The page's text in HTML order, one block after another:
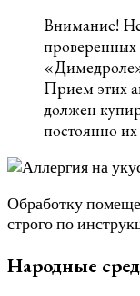
Внимание! Не
Прием этих
должен
постоянно их
Обработку
строго по
Народные